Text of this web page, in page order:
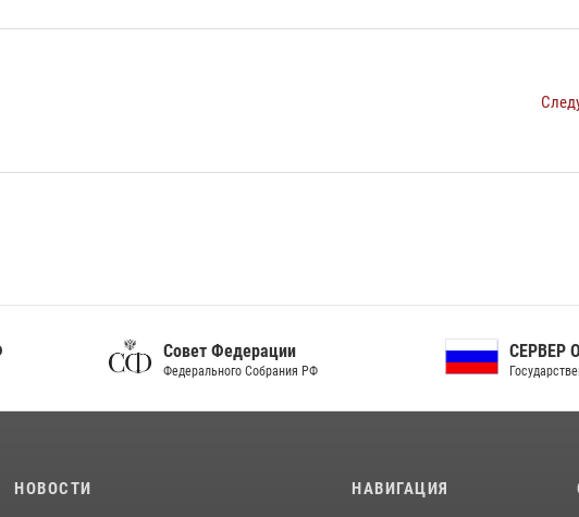
Совет Федерации
Федерального Собрания РФ
СЕРВЕР ОРГАНОВ
Государственной власти РФ
НОВОСТИ НАВИГАЦИЯ